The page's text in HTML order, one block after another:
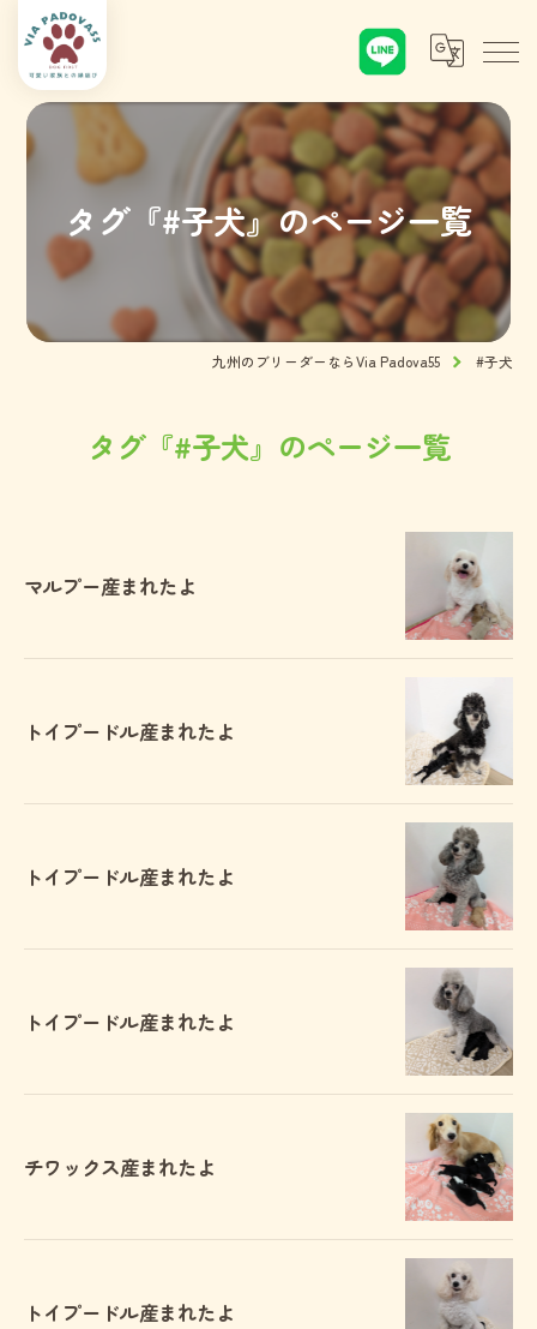
タグ『#子犬』のページ一覧
九州のブリーダーならVia Padova55 #子犬
タグ『#子犬』のページ一覧
マルプー産まれたよ
トイプードル産まれたよ
トイプードル産まれたよ
トイプードル産まれたよ
チワックス産まれたよ
トイプードル産まれたよ